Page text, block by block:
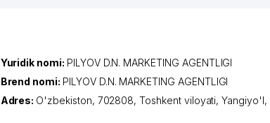
Yuridik nomi: PILYOV D.N. MARKETING AGENTLIGI
Brend nomi: PILYOV D.N. MARKETING AGENTLIGI
Adres: O'zbekiston, 702808,Toshkent viloyati,Yangiyo'l,